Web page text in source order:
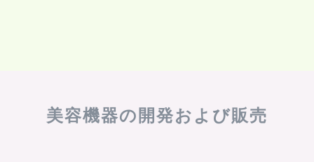
美容機器の開発および販売